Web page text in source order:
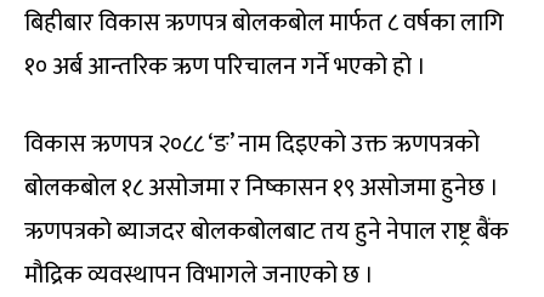
बिहीबार विकास ऋणपत्र बोलकबोल मार्फत ८ वर्षका लागि
१० अर्ब आन्तरिक ऋण परिचालन गर्ने भएको हो ।
विकास ऋणपत्र २०८८ ‘ङ’ नाम दिइएको उक्त ऋणपत्रको
बोलकबोल १८ असोजमा र निष्कासन १९ असोजमा हुनेछ ।
ऋणपत्रको ब्याजदर बोलकबोलबाट तय हुने नेपाल राष्ट्र बैंक
मौद्रिक व्यवस्थापन विभागले जनाएको छ ।